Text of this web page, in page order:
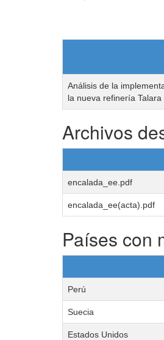
Análisis de la
la nueva refinería Talara
Archivos
encalada_ee.pdf
encalada_ee(acta).pdf
Países con
Perú
Suecia
Estados Unidos